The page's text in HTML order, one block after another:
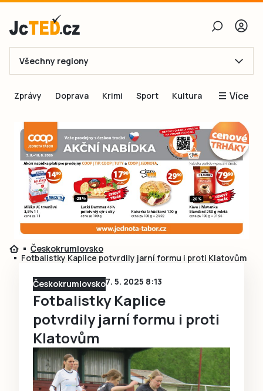
E-mail
Obnovit heslo
Přihlásit se
Přihlásit se přes Facebook
Ještě nemám účet, chci seRegistrovat
Všechny regiony
Zprávy Doprava Krimi Sport Kultura Více
Inspirace
Čtenáři píší
Speciální přílohy
Inzerce
Českokrumlovsko
Fotbalistky Kaplice potvrdily jarní formu i proti Klatovům
Českokrumlovsko7. 5. 2025 8:13
Fotbalistky Kaplice
potvrdily jarní formu i proti
Klatovům